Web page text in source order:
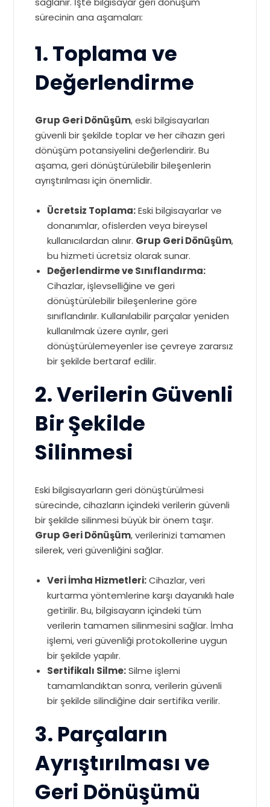
sürecinin ana aşamaları:
1. Toplama ve
Değerlendirme
Grup Geri Dönüşüm, eski bilgisayarları
güvenli bir şekilde toplar ve her cihazın geri
dönüşüm potansiyelini değerlendirir. Bu
aşama, geri dönüştürülebilir bileşenlerin
ayrıştırılması için önemlidir.
Ücretsiz Toplama:Eski bilgisayarlar ve
donanımlar, ofislerden veya bireysel
kullanıcılardan alınır. Grup Geri Dönüşüm,
bu hizmeti ücretsiz olarak sunar.
Değerlendirme ve Sınıflandırma:
Cihazlar, işlevselliğine ve geri
dönüştürülebilir bileşenlerine göre
sınıflandırılır. Kullanılabilir parçalar yeniden
kullanılmak üzere ayrılır, geri
dönüştürülemeyenler ise çevreye zararsız
bir şekilde bertaraf edilir.
2. Verilerin Güvenli
Bir Şekilde
Silinmesi
Eski bilgisayarların geri dönüştürülmesi
sürecinde, cihazların içindeki verilerin güvenli
bir şekilde silinmesi büyük bir önem taşır.
Grup Geri Dönüşüm, verilerinizi tamamen
silerek, veri güvenliğini sağlar.
Veri İmha Hizmetleri:Cihazlar, veri
kurtarma yöntemlerine karşı dayanıklı hale
getirilir. Bu, bilgisayarın içindeki tüm
verilerin tamamen silinmesini sağlar. İmha
işlemi, veri güvenliği protokollerine uygun
bir şekilde yapılır.
Sertifikalı Silme:Silme işlemi
tamamlandıktan sonra, verilerin güvenli
bir şekilde silindiğine dair sertifika verilir.
3. Parçaların
Ayrıştırılması ve
Geri Dönüşümü